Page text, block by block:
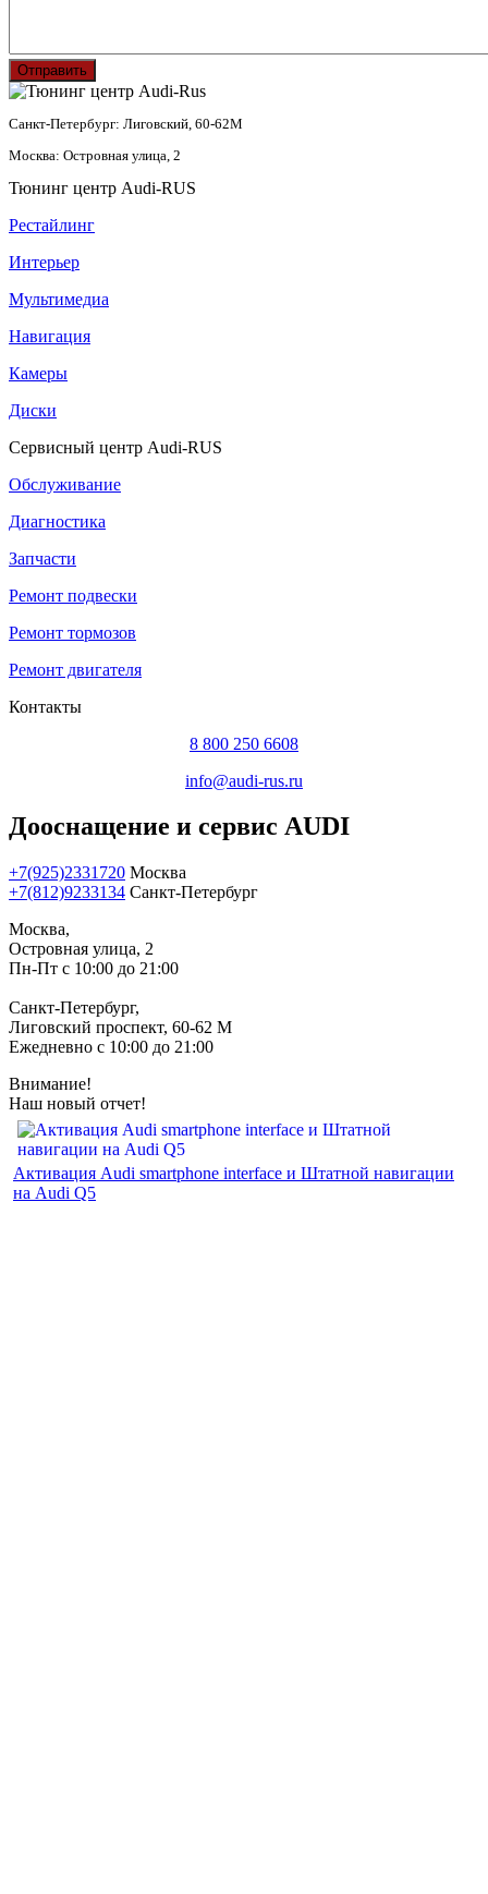
Отправить
Санкт-Петербург: Лиговский, 60-62М
Москва: Островная улица, 2
Тюнинг центр Audi-RUS
Рестайлинг
Интерьер
Мультимедиа
Навигация
Камеры
Диски
Сервисный центр Audi-RUS
Обслуживание
Диагностика
Запчасти
Ремонт подвески
Ремонт тормозов
Ремонт двигателя
Контакты
8 800 250 6608
info@audi-rus.ru
Дооснащение и сервис AUDI
+7(925)2331720 Москва
+7(812)9233134 Санкт-Петербург
Москва,
Островная улица, 2
Пн-Пт с 10:00 до 21:00
Санкт-Петербург,
Лиговский проспект, 60-62 М
Ежедневно с 10:00 до 21:00
Внимание!
Наш новый отчет!
Активация Audi smartphone interface и Штатной навигации
на Audi Q5